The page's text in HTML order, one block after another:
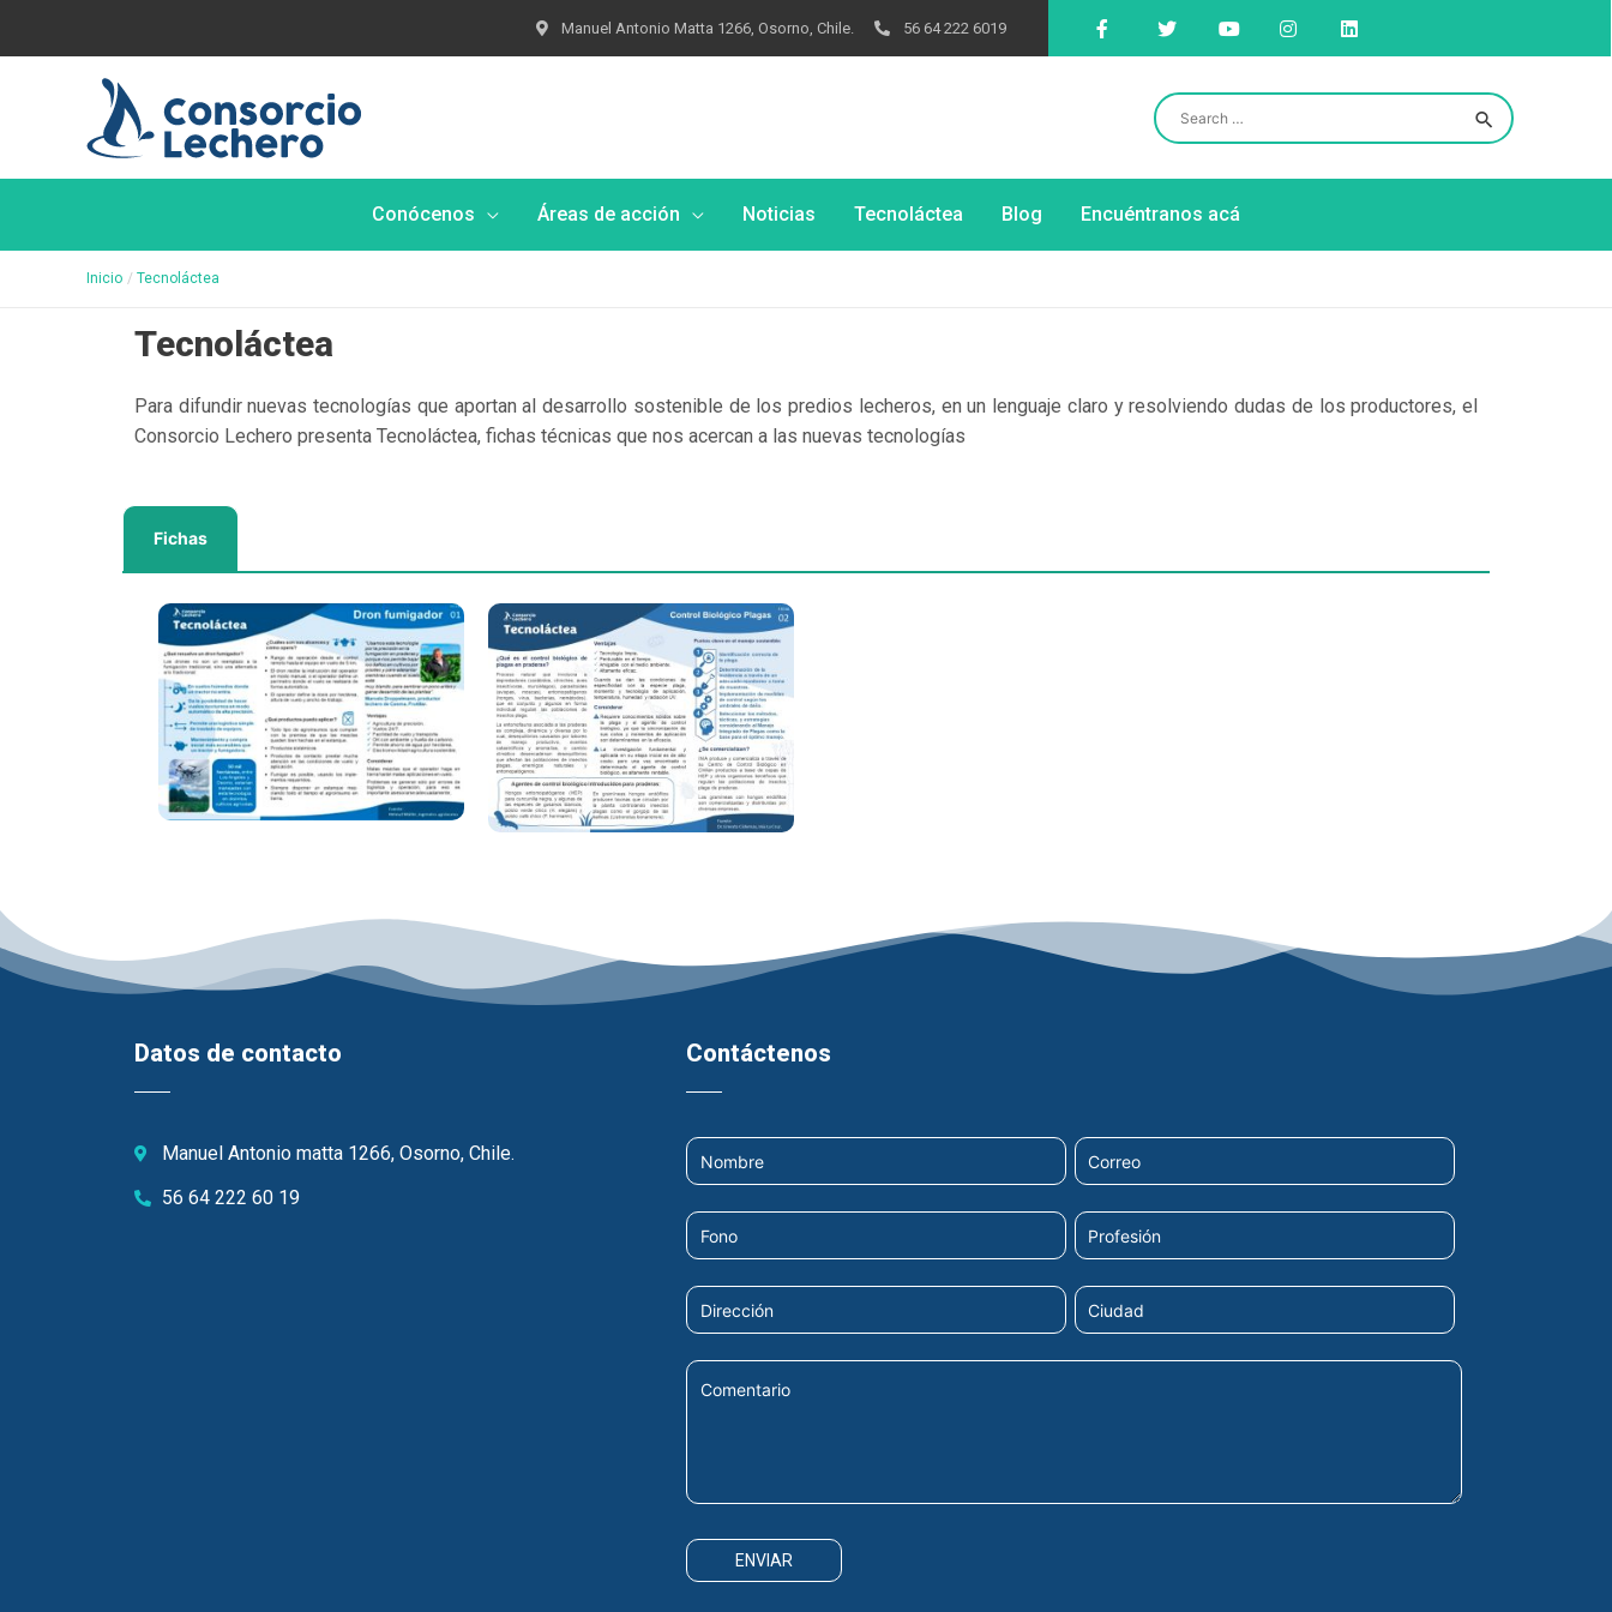
Manuel Antonio Matta 1266, Osorno, Chile. 56 64 222 6019
Conócenos Áreas de acción Noticias Tecnoláctea Blog Encuéntranos acá
Inicio Tecnoláctea
Tecnoláctea
Para difundir nuevas tecnologías que aportan al desarrollo sostenible de los predios lecheros, en un lenguaje claro y resolviendo dudas de los productores, el
Consorcio Lechero presenta Tecnoláctea, fichas técnicas que nos acercan a las nuevas tecnologías
Fichas
Datos de contacto
Manuel Antonio matta 1266, Osorno, Chile.
56 64 222 60 19
Contáctenos